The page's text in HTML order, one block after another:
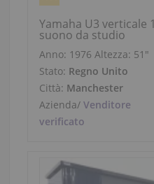
Yamaha U3
suono da studio
Anno: 1976 Altezza: 51″
Stato: Regno Unito
Città: Manchester
Azienda/Venditore
verificato